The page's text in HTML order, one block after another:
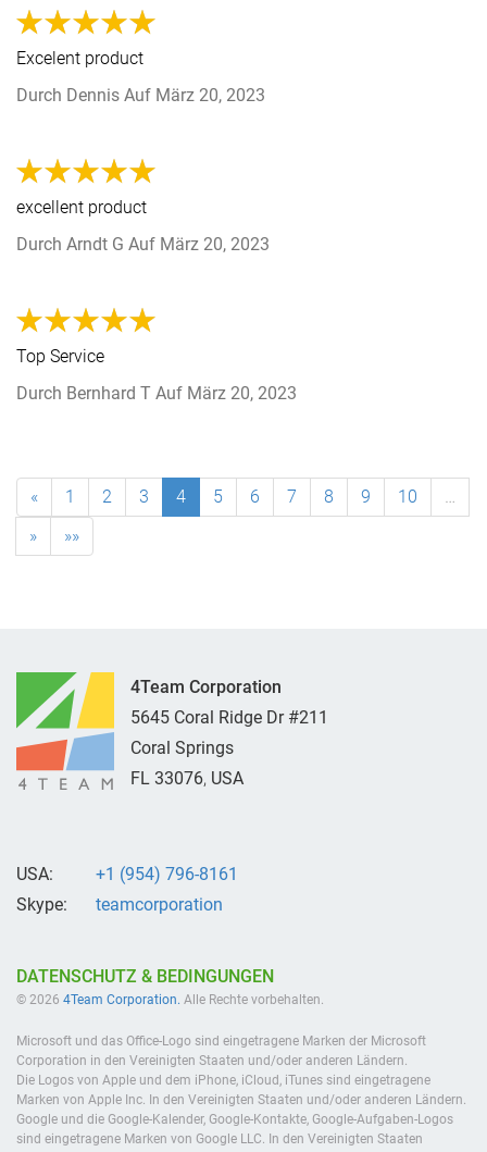
Excelent product
Durch Dennis Auf März 20, 2023
excellent product
Durch Arndt G Auf März 20, 2023
Top Service
Durch Bernhard T Auf März 20, 2023
« 1 2 3 4 5 6 7 8 9 10
…
»
»»
4Team Corporation
5645 Coral Ridge Dr #211
Coral Springs
FL 33076, USA
USA:
Skype:
+1 (954) 796-8161
teamcorporation
DATENSCHUTZ & BEDINGUNGEN
© 2026 4Team Corporation. Alle Rechte vorbehalten.
Microsoft und das Office-Logo sind eingetragene Marken der Microsoft
Corporation in den Vereinigten Staaten und/oder anderen Ländern.
Die Logos von Apple und dem iPhone, iCloud, iTunes sind eingetragene
Marken von Apple Inc. In den Vereinigten Staaten und/oder anderen Ländern.
Google und die Google-Kalender, Google-Kontakte, Google-Aufgaben-Logos
sind eingetragene Marken von Google LLC. In den Vereinigten Staaten